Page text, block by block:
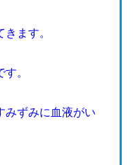
ます。
。
みずみに血液がい